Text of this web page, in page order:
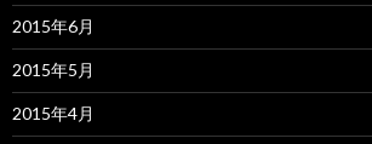
2015年6月
2015年5月
2015年4月